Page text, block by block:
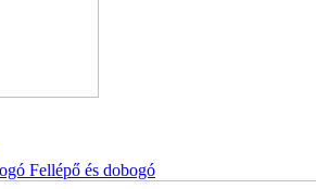
Fellépő és dobogó